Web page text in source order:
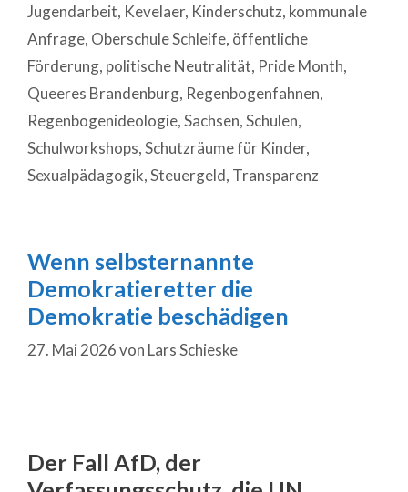
Jugendarbeit, Kevelaer, Kinderschutz, kommunale
Anfrage, Oberschule Schleife, öffentliche
Förderung, politische Neutralität, Pride Month,
Queeres Brandenburg, Regenbogenfahnen,
Regenbogenideologie,Sachsen,Schulen,
Schulworkshops,Schutzräume für Kinder,
Sexualpädagogik,Steuergeld, Transparenz
Wenn selbsternannte
Demokratieretter die
Demokratie beschädigen
27. Mai 2026von Lars Schieske
Der Fall AfD, der